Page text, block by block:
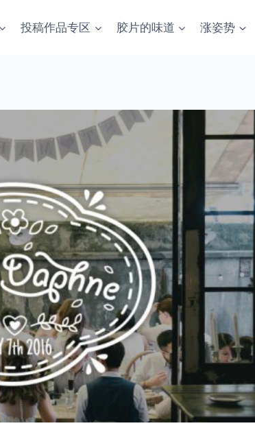
投稿作品专区 胶片的味道 涨姿势